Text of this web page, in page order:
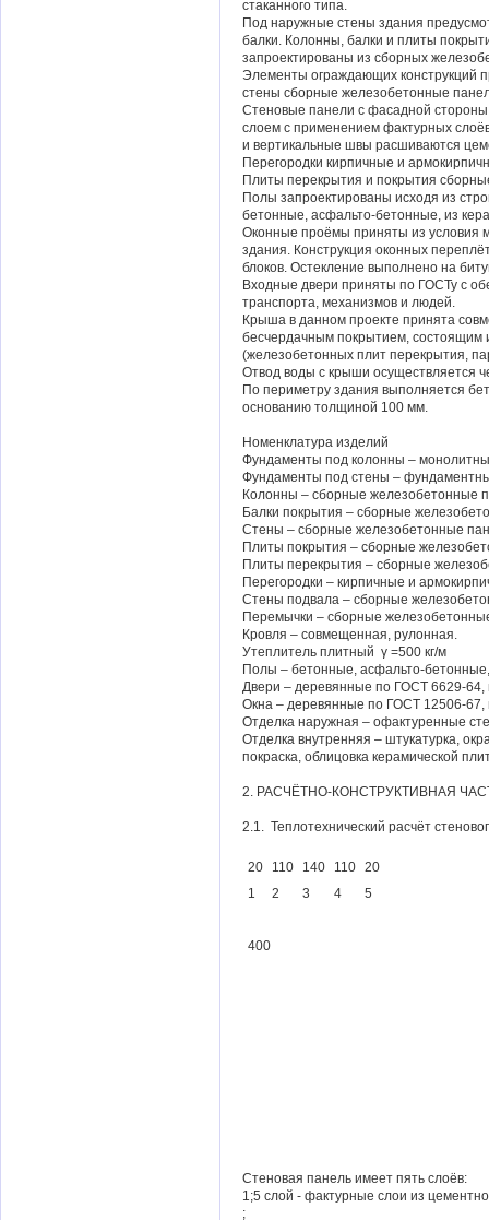
стаканного типа.
Под наружные стены здания
балки. Колонны, балки и плиты
запроектированы из сборных
Элементы ограждающих конструкций
стены сборные железобетонные
Стеновые панели с фасадной
слоем с применением фактурных
и вертикальные швы расшиваются
Перегородки кирпичные и
Плиты перекрытия и покрытия
Полы запроектированы исходя из
бетонные, асфальто-бетонные, из
Оконные проёмы приняты из условия
здания. Конструкция оконных
блоков. Остекление выполнено на
Входные двери приняты по ГОСТу с
транспорта, механизмов и людей.
Крыша в данном проекте принята
бесчердачным покрытием, состоящим
(железобетонных плит перекрытия,
Отвод воды с крыши осуществляется
По периметру здания выполняется
основанию толщиной 100 мм.
Номенклатура изделий
Фундаменты под колонны –
Фундаменты под стены –
Колонны – сборные железобетонные
Балки покрытия – сборные
Стены – сборные железобетонные
Плиты покрытия – сборные
Плиты перекрытия – сборные
Перегородки – кирпичные и
Стены подвала – сборные
Перемычки – сборные
Кровля – совмещенная, рулонная.
Утеплитель плитный γ =500 кг/м
Полы – бетонные, асфальто-
Двери – деревянные по ГОСТ 6629-
Окна – деревянные по ГОСТ 12506-
Отделка наружная – офактуренные
Отделка внутренняя – штукатурка,
покраска, облицовка керамической
2. РАСЧЁТНО-КОНСТРУКТИВНАЯ
2.1. Теплотехнический расчёт
20 110 140 110 20
1
2 3 4 5
400
Стеновая панель имеет пять слоёв:
1;5 слой - фактурные слои из
;